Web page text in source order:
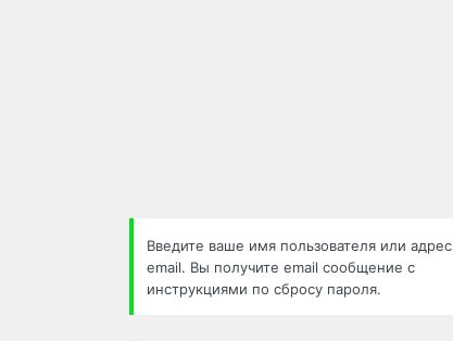
Введите ваше имя пользователя или адрес
email. Вы получите email сообщение с
инструкциями по сбросу пароля.